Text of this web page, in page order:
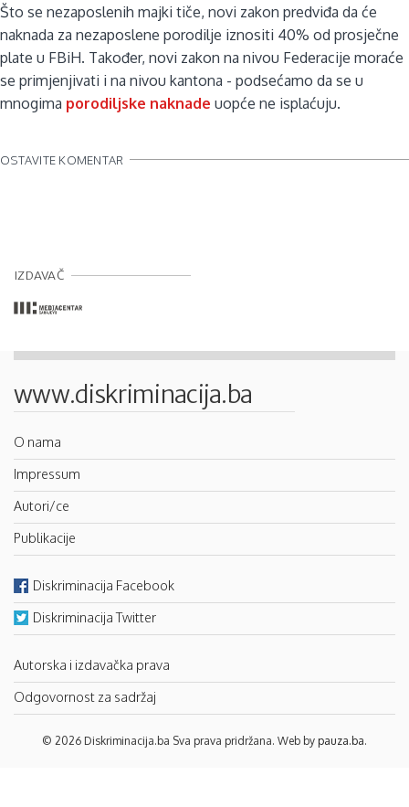
Što se nezaposlenih majki tiče, novi zakon predviđa da će
naknada za nezaposlene porodilje iznositi 40% od prosječne
plate u FBiH. Također, novi zakon na nivou Federacije moraće
se primjenjivati i na nivou kantona - podsećamo da se u
mnogima porodiljske naknade uopće ne isplaćuju.
OSTAVITE KOMENTAR
IZDAVAČ
www.diskriminacija.ba
O nama
Impressum
Autori/ce
Publikacije
Diskriminacija Facebook
Diskriminacija Twitter
Autorska i izdavačka prava
Odgovornost za sadržaj
© 2026 Diskriminacija.ba Sva prava pridržana. Web by pauza.ba.